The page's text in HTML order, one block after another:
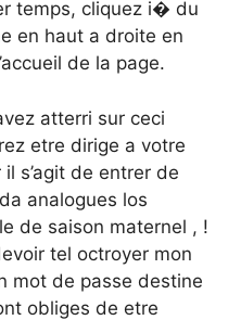
temps, cliquez i� du
en haut a droite en
de la page.
atterri sur ceci
etre dirige a votre
s’agit de entrer de
analogues los
de saison maternel , !
tel octroyer mon
mot de passe destine
obliges de etre